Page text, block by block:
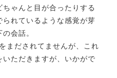
ゃんと目が合ったりする
れているような感覚が芽
会話。
まだされてませんが、これ
ただきますが、いかがで